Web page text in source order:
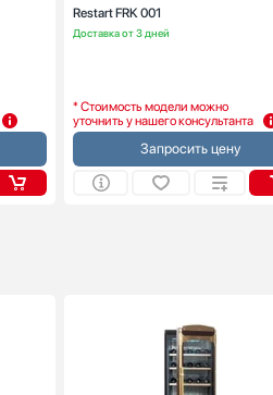
Доставка от 3 дней
Restart FRK 001
* Стоимость модели можно
уточнить у нашего консультанта
Запросить цену